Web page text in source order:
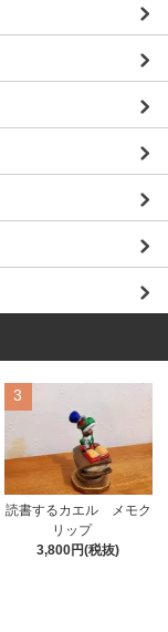
3
読書するカエル メモク
リップ
3,800円(税抜)